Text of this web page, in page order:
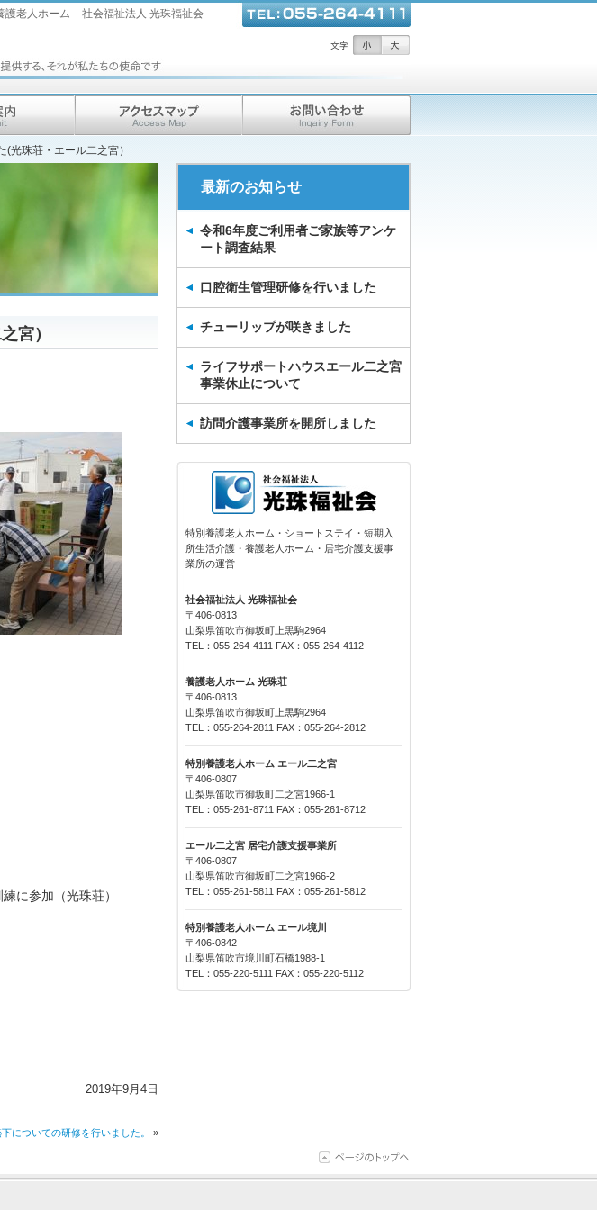
老人ホーム – 社会福祉法人 光珠福祉会
珠荘・エール二之宮）
宮）
に参加（光珠荘）
2019年9月4日
についての研修を行いました。 »
最新のお知らせ
令和6年度ご利用者ご家族等アンケ
ート調査結果
口腔衛生管理研修を行いました
チューリップが咲きました
ライフサポートハウスエール二之宮
事業休止について
訪問介護事業所を開所しました
特別養護老人ホーム・ショートステイ・短期入
所生活介護・養護老人ホーム・居宅介護支援事
業所の運営
社会福祉法人 光珠福祉会
〒406-0813
山梨県笛吹市御坂町上黒駒2964
TEL：055-264-4111 FAX：055-264-4112
養護老人ホーム 光珠荘
〒406-0813
山梨県笛吹市御坂町上黒駒2964
TEL：055-264-2811 FAX：055-264-2812
特別養護老人ホーム エール二之宮
〒406-0807
山梨県笛吹市御坂町二之宮1966-1
TEL：055-261-8711 FAX：055-261-8712
エール二之宮 居宅介護支援事業所
〒406-0807
山梨県笛吹市御坂町二之宮1966-2
TEL：055-261-5811 FAX：055-261-5812
特別養護老人ホーム エール境川
〒406-0842
山梨県笛吹市境川町石橋1988-1
TEL：055-220-5111 FAX：055-220-5112